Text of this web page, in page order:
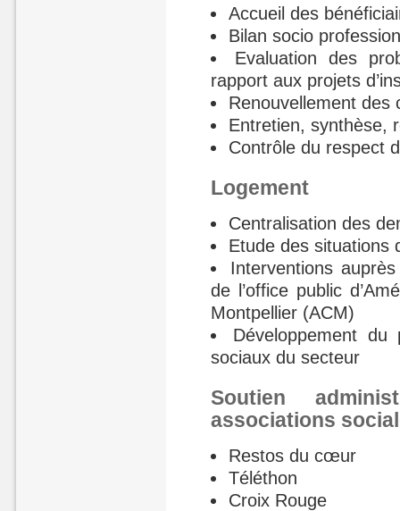
Accueil des
Bilan socio
Evaluation des
rapport aux projets
Renouvellement des
Entretien, synthèse,
Contrôle du respect
Logement
Centralisation des
Etude des situations
Interventions
de l’office public
Montpellier (ACM)
Développement du
sociaux du secteur
Soutien
associations
Restos du cœur
Téléthon
Croix Rouge